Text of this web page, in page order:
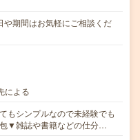
期間はお気軽にご相談くだ
による
もシンプルなので未経験でも
▼雑誌や書籍などの仕分…